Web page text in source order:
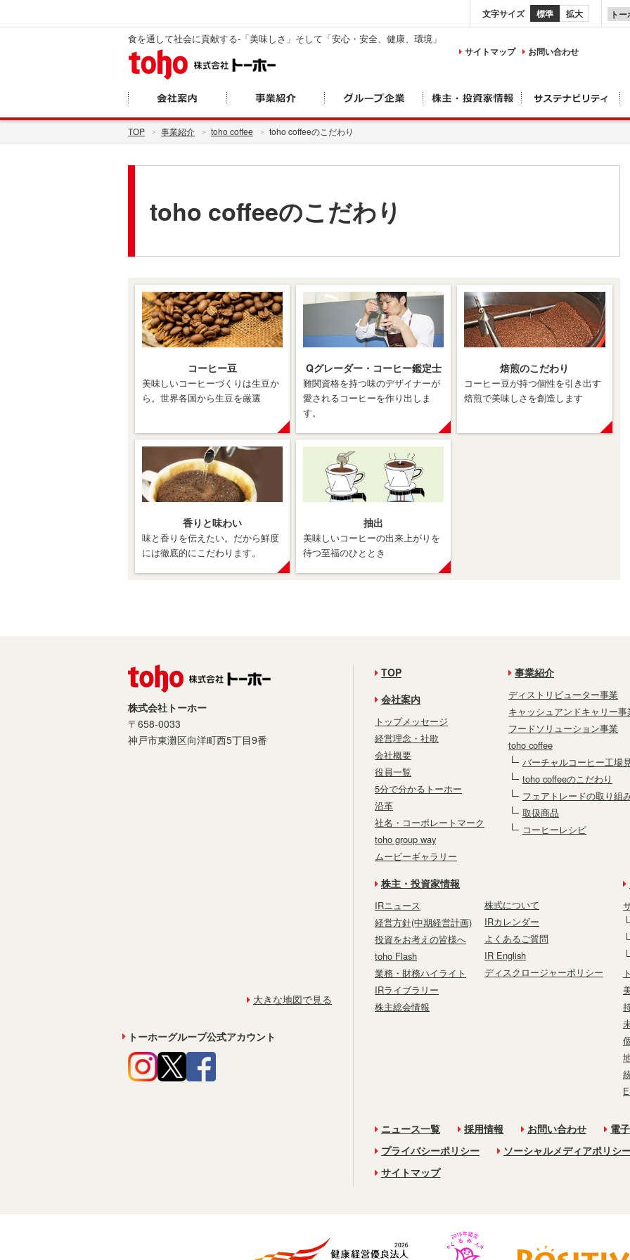
文字サイズ 標準 拡大
食を通して社会に貢献する-「美味しさ」そして「安心・安全、健康、環境」
サイトマップ お問い合わせ
TOP 事業紹介 toho coffee toho coffeeのこだわり
toho coffeeのこだわり
コーヒー豆
美味しいコーヒーづくりは生豆か
ら。世界各国から生豆を厳選
Qグレーダー・コーヒー鑑定士
難関資格を持つ味のデザイナーが
愛されるコーヒーを作り出しま
す。
焙煎のこだわり
コーヒー豆が持つ個性を引き出す
焙煎で美味しさを創造します
香りと味わい
味と香りを伝えたい。だから鮮度
には徹底的にこだわります。
抽出
美味しいコーヒーの出来上がりを
待つ至福のひととき
株式会社トーホー
〒658-0033
神戸市東灘区向洋町西5丁目9番
大きな地図で見る
トーホーグループ公式アカウント
TOP
会社案内
トップメッセージ
経営理念・社歌
会社概要
役員一覧
5分で分かるトーホー
沿革
社名・コーポレートマーク
toho group way
ムービーギャラリー
事業紹介
ディストリビューター事業
キャッシュアンドキャリー事
フードソリューション事業
toho coffee
バーチャルコーヒー工場
toho coffeeのこだわり
フェアトレードの取り組
取扱商品
コーヒーレシピ
株主・投資家情報
IRニュース
経営方針(中期経営計画)
投資をお考えの皆様へ
toho Flash
業務・財務ハイライト
IRライブラリー
株主総会情報
株式について
IRカレンダー
よくあるご質問
IR English
ディスクロージャーポリシー
ニュース一覧 採用情報 お問い合わせ 電
プライバシーポリシー
ソーシャルメディアポリシ
サイトマップ